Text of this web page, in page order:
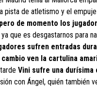
pista de atletismo y el
de momento los
que es desgastarnos para
sufren entradas
ven la cartulina
Vini sufre una
con Ángel, quién también